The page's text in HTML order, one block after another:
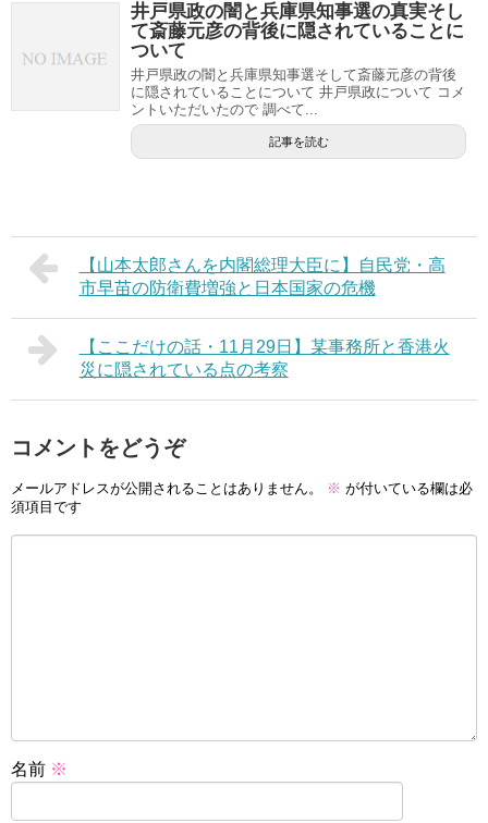
井戸県政の闇と兵庫県知事選の真実そし
て斎藤元彦の背後に隠されていることに
ついて
井戸県政の闇と兵庫県知事選そして斎藤元彦の背後
に隠されていることについて 井戸県政について コメ
ントいただいたので 調べて...
記事を読む
【山本太郎さんを内閣総理大臣に】自民党・高
市早苗の防衛費増強と日本国家の危機
【ここだけの話・11月29日】某事務所と香港火
災に隠されている点の考察
コメントをどうぞ
メールアドレスが公開されることはありません。 ※ が付いている欄は必
須項目です
名前 ※